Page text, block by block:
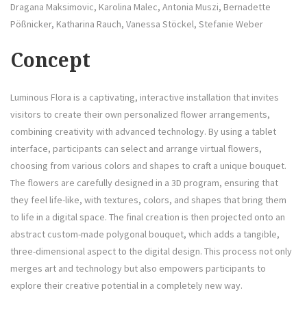
Dragana Maksimovic, Karolina Malec, Antonia Muszi, Bernadette
Pößnicker, Katharina Rauch, Vanessa Stöckel, Stefanie Weber
Concept
Luminous Flora is a captivating, interactive installation that invites
visitors to create their own personalized flower arrangements,
combining creativity with advanced technology. By using a tablet
interface, participants can select and arrange virtual flowers,
choosing from various colors and shapes to craft a unique bouquet.
The flowers are carefully designed in a 3D program, ensuring that
they feel life-like, with textures, colors, and shapes that bring them
to life in a digital space. The final creation is then projected onto an
abstract custom-made polygonal bouquet, which adds a tangible,
three-dimensional aspect to the digital design. This process not only
merges art and technology but also empowers participants to
explore their creative potential in a completely new way.